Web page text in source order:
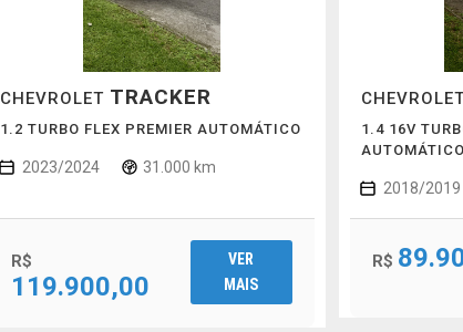
CHEVROLET TRACKER
1.2 TURBO FLEX PREMIER AUTOMÁTICO
2023/2024 31.000 km
R$
119.900,00
VER
MAIS
CHEVROLET
1.4 16V
AUTOMÁTICO
2018/2019
R$